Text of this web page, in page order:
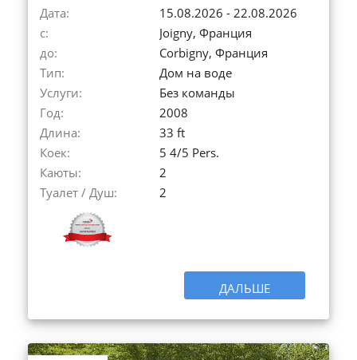
Дата:
15.08.2026 - 22.08.2026
с:
Joigny, Франция
до:
Corbigny, Франция
Тип:
Дом на воде
Услуги:
Без команды
Год:
2008
Длина:
33 ft
Коек:
5 4/5 Pers.
Каюты:
2
Туалет / Душ:
2
ДАЛЬШЕ